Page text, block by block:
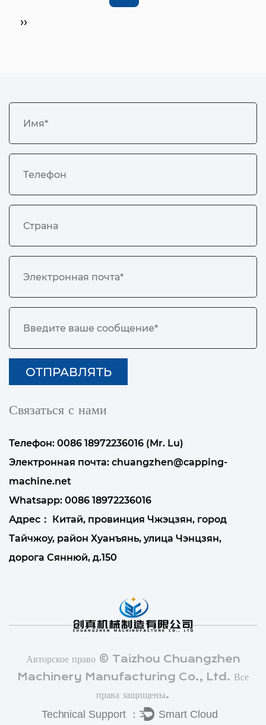
››
Связаться с нами
Телефон: 0086 18972236016 (Mr. Lu)
Электронная почта: chuangzhen@capping-
machine.net
Whatsapp: 0086 18972236016
Адрес： Китай, провинция Чжэцзян, город
Тайчжоу, район Хуанъянь, улица Чэнцзян,
дорога Сяннюй, д.150
Авторское право © Taizhou Chuangzhen
Machinery Manufacturing Co., Ltd. Все
права защищены.